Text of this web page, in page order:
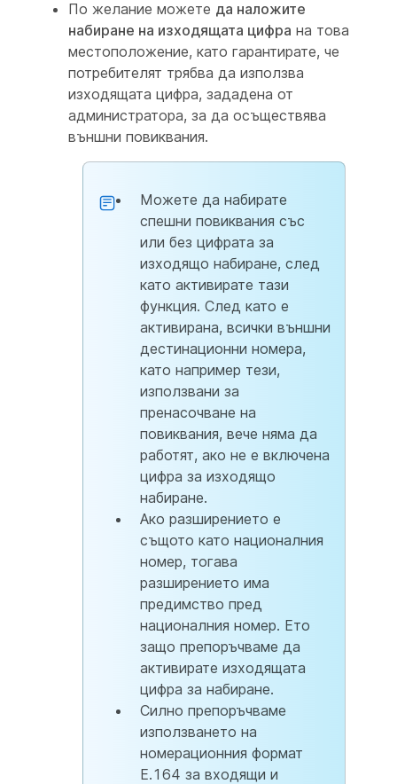
По желание можете да наложите
набиране на изходящата цифра на това
местоположение, като гарантирате, че
потребителят трябва да използва
изходящата цифра, зададена от
администратора, за да осъществява
външни повиквания.
Можете да набирате
спешни повиквания със
или без цифрата за
изходящо набиране, след
като активирате тази
функция. След като е
активирана, всички външни
дестинационни номера,
като например тези,
използвани за
пренасочване на
повиквания, вече няма да
работят, ако не е включена
цифра за изходящо
набиране.
Ако разширението е
същото като националния
номер, тогава
разширението има
предимство пред
националния номер. Ето
защо препоръчваме да
активирате изходящата
цифра за набиране.
Силно препоръчваме
използването на
номерационния формат
E.164 за входящи и